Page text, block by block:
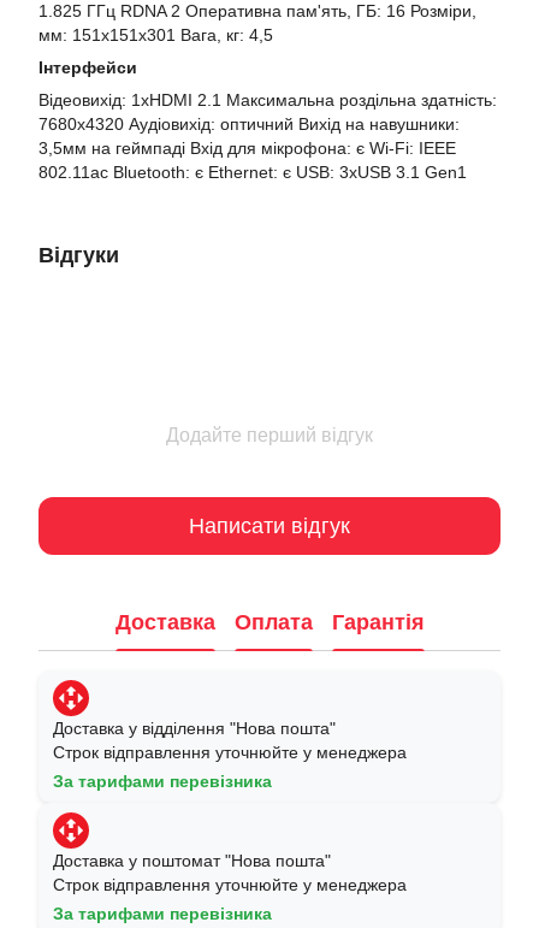
1.825 ГГц RDNA 2 Оперативна пам'ять, ГБ: 16 Розміри,
мм: 151x151x301 Вага, кг: 4,5
Інтерфейси
Відеовихід: 1xHDMI 2.1 Максимальна роздільна здатність:
7680x4320 Аудіовихід: оптичний Вихід на навушники:
3,5мм на геймпаді Вхід для мікрофона: є Wi-Fi: IEEE
802.11ac Bluetooth: є Ethernet: є USB: 3xUSB 3.1 Gen1
Відгуки
Додайте перший відгук
Написати відгук
Доставка Оплата Гарантія
Доставка у відділення "Нова пошта"
Строк відправлення уточнюйте у менеджера
За тарифами перевізника
Доставка у поштомат "Нова пошта"
Строк відправлення уточнюйте у менеджера
За тарифами перевізника